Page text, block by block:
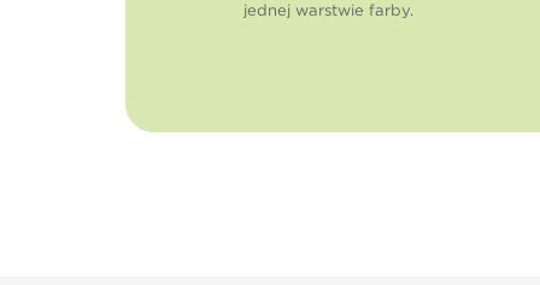
jednej warstwie farby.